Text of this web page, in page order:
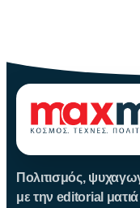
Πολιτισμός,
με την editorial